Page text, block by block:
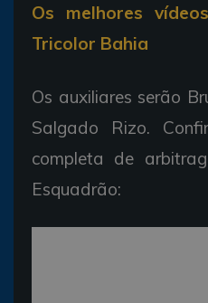
Os melhores
Tricolor Bahia
Os auxiliares serão
Salgado Rizo.
completa de
Esquadrão: